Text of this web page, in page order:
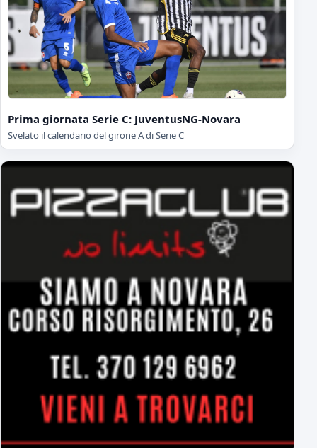
Prima giornata Serie C: JuventusNG-Novara
Svelato il calendario del girone A di Serie C